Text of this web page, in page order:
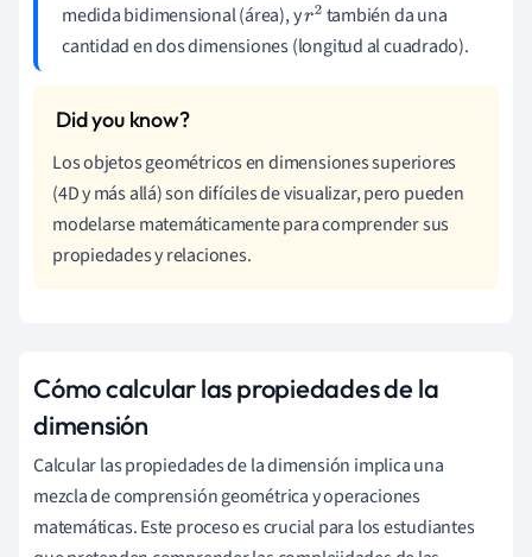
medida bidimensional (área), yr2 también da una
cantidad en dos dimensiones (longitud al cuadrado).
Los objetos geométricos en dimensiones superiores
(4D y más allá) son difíciles de visualizar, pero pueden
modelarse matemáticamente para comprender sus
propiedades y relaciones.
Cómo calcular las propiedades de la
dimensión
Calcular las propiedades de la dimensión implica una
mezcla de comprensión geométrica y operaciones
matemáticas. Este proceso es crucial para los estudiantes